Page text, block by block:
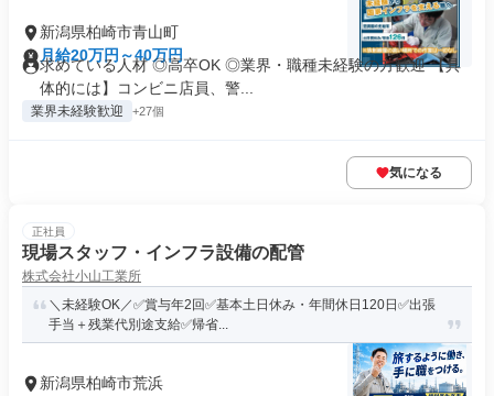
新潟県柏崎市青山町
月給20万円～40万円
求めている人材 ◎高卒OK ◎業界・職種未経験の方歓迎 【具
体的には】コンビニ店員、警...
業界未経験歓迎 +27個
気になる
正社員
現場スタッフ・インフラ設備の配管
株式会社小山工業所
＼未経験OK／✅賞与年2回✅基本土日休み・年間休日120日✅出張
手当＋残業代別途支給✅帰省...
新潟県柏崎市荒浜